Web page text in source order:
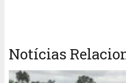
Notícias